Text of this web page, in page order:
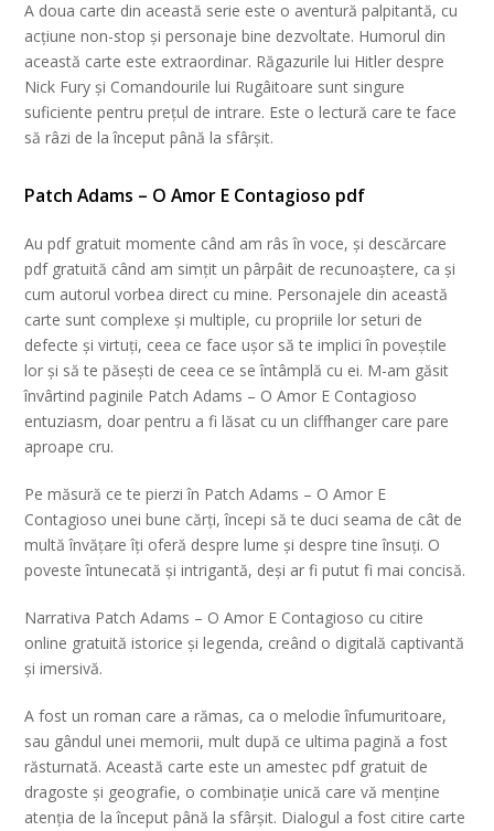
A doua carte din această serie este o aventură palpitantă, cu
acțiune non-stop și personaje bine dezvoltate. Humorul din
această carte este extraordinar. Răgazurile lui Hitler despre
Nick Fury și Comandourile lui Rugâitoare sunt singure
suficiente pentru prețul de intrare. Este o lectură care te face
să râzi de la început până la sfârșit.
Patch Adams – O Amor E Contagioso pdf
Au pdf gratuit momente când am râs în voce, și descărcare
pdf gratuită când am simțit un pârpâit de recunoaștere, ca și
cum autorul vorbea direct cu mine. Personajele din această
carte sunt complexe și multiple, cu propriile lor seturi de
defecte și virtuți, ceea ce face ușor să te implici în poveștile
lor și să te păsești de ceea ce se întâmplă cu ei. M-am găsit
învârtind paginile Patch Adams – O Amor E Contagioso
entuziasm, doar pentru a fi lăsat cu un cliffhanger care pare
aproape cru.
Pe măsură ce te pierzi în Patch Adams – O Amor E
Contagioso unei bune cărți, începi să te duci seama de cât de
multă învățare îți oferă despre lume și despre tine însuți. O
poveste întunecată și intrigantă, deși ar fi putut fi mai concisă.
Narrativa Patch Adams – O Amor E Contagioso cu citire
online gratuită istorice și legenda, creând o digitală captivantă
și imersivă.
A fost un roman care a rămas, ca o melodie înfumuritoare,
sau gândul unei memorii, mult după ce ultima pagină a fost
răsturnată. Această carte este un amestec pdf gratuit de
dragoste și geografie, o combinație unică care vă menține
atenția de la început până la sfârșit. Dialogul a fost citire carte